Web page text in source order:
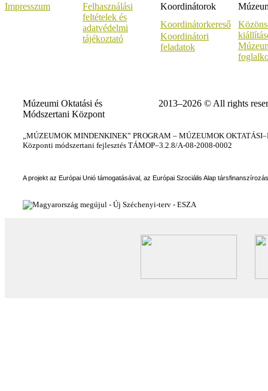
Impresszum
Felhasználási
feltételek és
adatvédelmi
tájékoztató
Koordinátorok
Koordinátorkereső
Koordinátori
feladatok
Múzeumi Oktatási és
Módszertani Központ
2013–2026 © All rights
„MÚZEUMOK MINDENKINEK” PROGRAM – MÚZEUMOK
Központi módszertani fejlesztés TÁMOP–3.2.8/A-08-2008-0002
A projekt az Európai Unió támogatásával, az Európai Szociális Alap